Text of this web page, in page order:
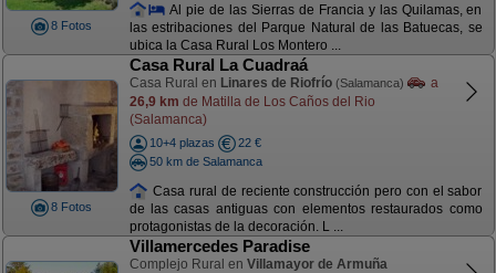
8 Fotos
Al pie de las Sierras de Francia y las Quilamas, en
las estribaciones del Parque Natural de las Batuecas, se
ubica la Casa Rural Los Montero ...
8 Fotos
Casa Rural La Cuadraá
Casa Rural en Linares de Riofrío (Salamanca)
a
26,9 km de Matilla de Los Caños del Rio
(Salamanca)
10+4 plazas
22 €
50 km de Salamanca
Casa rural de reciente construcción pero con el sabor
de las casas antiguas con elementos restaurados como
protagonistas de la decoración. L ...
Villamercedes Paradise
Complejo Rural en Villamayor de Armuña